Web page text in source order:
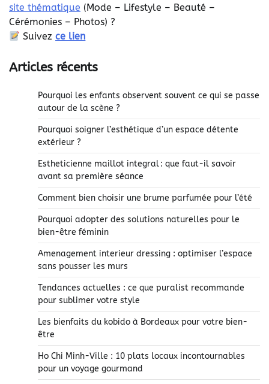
site thématique (Mode – Lifestyle – Beauté –
Cérémonies – Photos) ?
Suivezce lien
Articles récents
Pourquoi les enfants observent souvent ce qui se passe
autour de la scène ?
Pourquoi soigner l’esthétique d’un espace détente
extérieur ?
Estheticienne maillot integral : que faut-il savoir
avant sa première séance
Comment bien choisir une brume parfumée pour l’été
Pourquoi adopter des solutions naturelles pour le
bien-être féminin
Amenagement interieur dressing : optimiser l’espace
sans pousser les murs
Tendances actuelles : ce que puralist recommande
pour sublimer votre style
Les bienfaits du kobido à Bordeaux pour votre bien-
être
Ho Chi Minh-Ville : 10 plats locaux incontournables
pour un voyage gourmand